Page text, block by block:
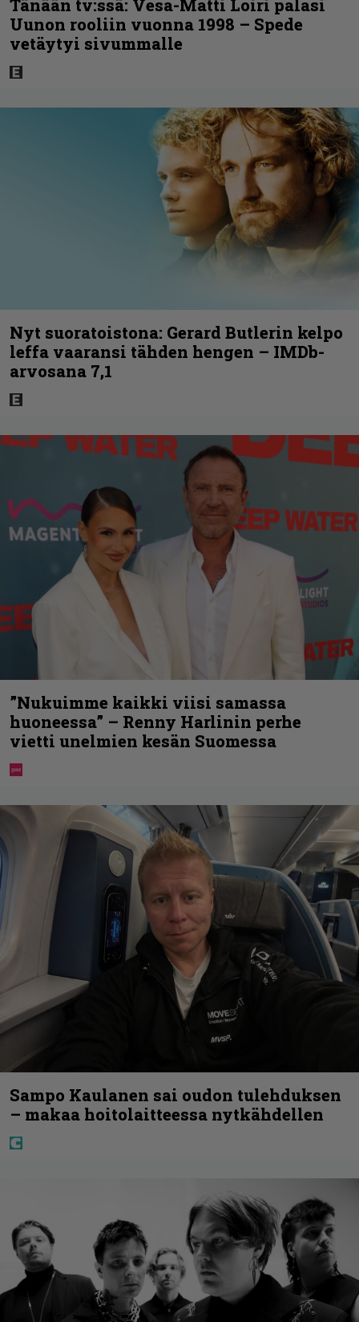
Tänään tv:ssä: Vesa-Matti Loiri palasi
Uunon rooliin vuonna 1998 – Spede
vetäytyi sivummalle
Nyt suoratoistona: Gerard Butlerin kelpo
leffa vaaransi tähden hengen – IMDb-
arvosana 7,1
”Nukuimme kaikki viisi samassa
huoneessa” – Renny Harlinin perhe
vietti unelmien kesän Suomessa
Sampo Kaulanen sai oudon tulehduksen
– makaa hoitolaitteessa nytkähdellen